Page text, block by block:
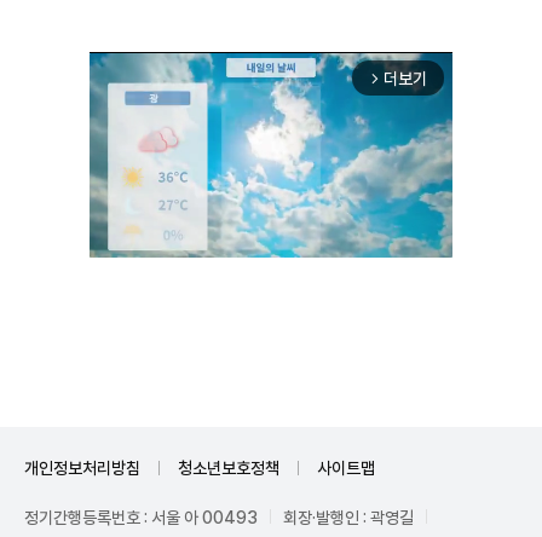
arrow_forward_ios 더보기
개인정보처리방침 청소년보호정책 사이트맵
정기간행등록번호 : 서울 아 00493 회장·발행인 : 곽영길